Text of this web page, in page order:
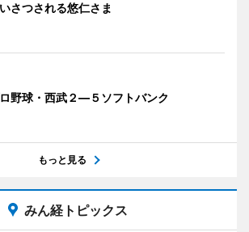
さつされる悠仁さま
野球・西武２―５ソフトバンク
もっと見る
みん経トピックス